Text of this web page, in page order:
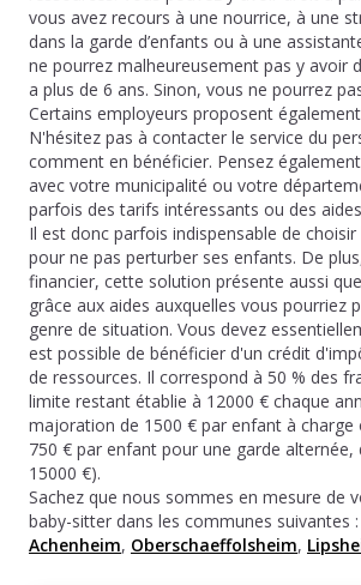
vous avez recours à une nourrice, à une
dans la garde d’enfants ou à une
ne pourrez malheureusement pas y avoir
a plus de 6 ans. Sinon, vous ne pourrez
Certains employeurs proposent
N'hésitez pas à contacter le service du
comment en bénéficier. Pensez
avec votre municipalité ou votre
parfois des tarifs intéressants ou des
Il est donc parfois indispensable de
pour ne pas perturber ses enfants. De
financier, cette solution présente aussi
grâce aux aides auxquelles vous pourriez
genre de situation. Vous devez
est possible de bénéficier d'un crédit
de ressources. Il correspond à 50 % des
limite restant établie à 12000 € chaque
majoration de 1500 € par enfant à charge
750 € par enfant pour une garde alternée,
15000 €).
Sachez que nous sommes en mesure de
baby-sitter dans les communes suivantes :
Achenheim, Oberschaeffolsheim,